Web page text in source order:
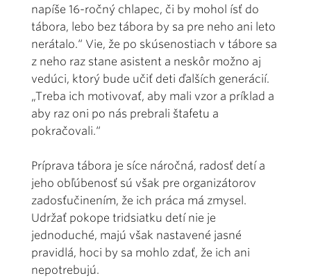
napíše 16-ročný chlapec, či by mohol ísť do
tábora, lebo bez tábora by sa pre neho ani leto
nerátalo.“ Vie, že po skúsenostiach v tábore sa
z neho raz stane asistent a neskôr možno aj
vedúci, ktorý bude učiť deti ďalších generácií.
„Treba ich motivovať, aby mali vzor a príklad a
aby raz oni po nás prebrali štafetu a
pokračovali.“
Príprava tábora je síce náročná, radosť detí a
jeho obľúbenosť sú však pre organizátorov
zadosťučinením, že ich práca má zmysel.
Udržať pokope tridsiatku detí nie je
jednoduché, majú však nastavené jasné
pravidlá, hoci by sa mohlo zdať, že ich ani
nepotrebujú.